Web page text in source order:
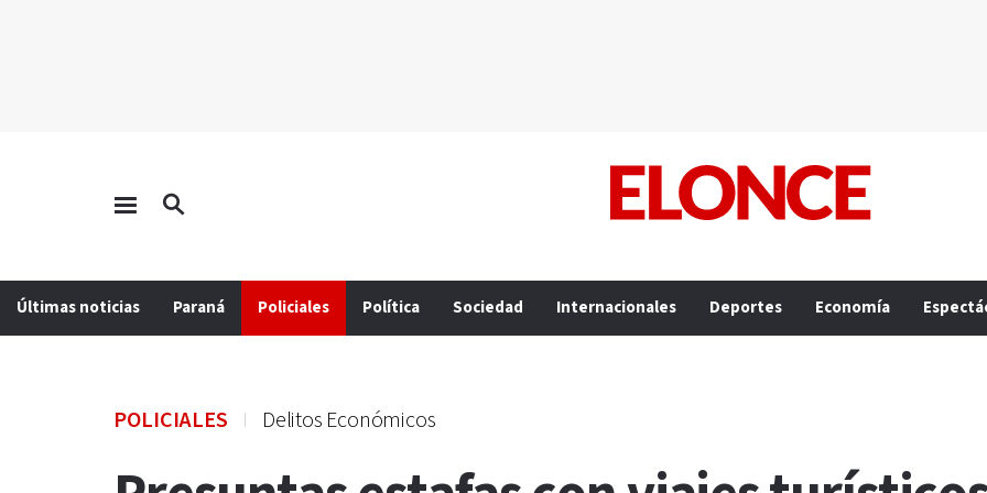
Últimas noticias Paraná Policiales Política Sociedad Internacionales Deportes Economía
POLICIALES Delitos Económicos